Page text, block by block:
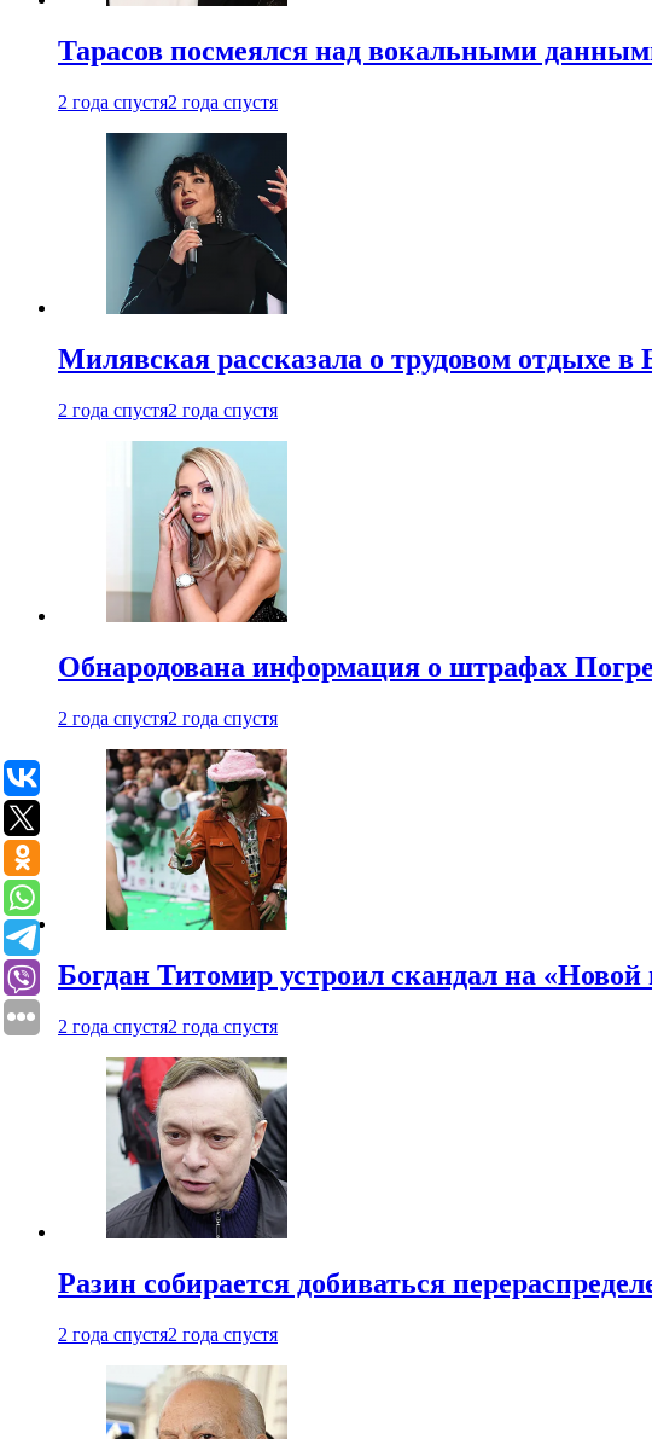
Тарасов посмеялся над вокальными
2 года спустя2 года спустя
Милявская рассказала о трудовом отдыхе в
2 года спустя2 года спустя
Обнародована информация о штрафах
2 года спустя2 года спустя
Богдан Титомир устроил скандал на «Новой
2 года спустя2 года спустя
Разин собирается добиваться
2 года спустя2 года спустя